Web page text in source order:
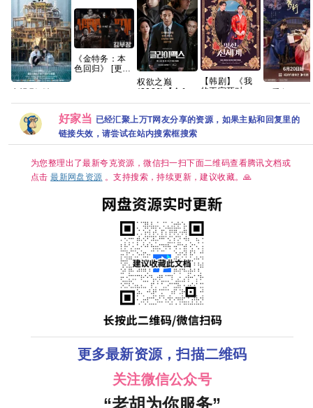
夏》免费高清
1080P百度网
盘资源分享
《金特务：本
色回归》 [更新
蓝光原盘】
权欲之巅
(2026)【全10
集】
【韩语】【中
文字幕】
【13.7G】惊悚
【韩剧】《我
的王室死对
头》林智妍 许
世熙 金玟锡 蔡
新 夸克
云秀行
25集资源
资源
好家当 已经汇聚上万T网友分享的资源，如果主贴和回复里的
链接失效，请尝试在站内搜索框搜索
为您整理出了最新夸克资源，微信扫一扫下面二维码查看腾讯文档或
点击最新网盘资源 。支持搜索，持续更新，建议收藏。🙏
更多最新资源，扫描二维码
关注微信公众号